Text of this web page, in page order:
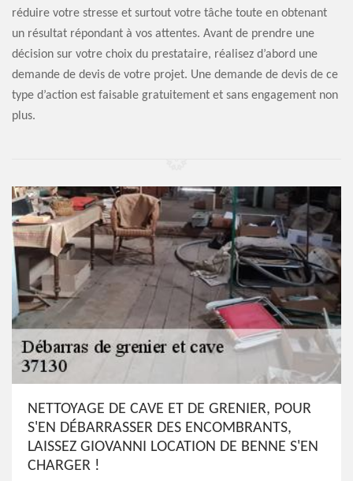
réduire votre stresse et surtout votre tâche toute en obtenant
un résultat répondant à vos attentes. Avant de prendre une
décision sur votre choix du prestataire, réalisez d’abord une
demande de devis de votre projet. Une demande de devis de ce
type d’action est faisable gratuitement et sans engagement non
plus.
NETTOYAGE DE CAVE ET DE GRENIER, POUR
S'EN DÉBARRASSER DES ENCOMBRANTS,
LAISSEZ GIOVANNI LOCATION DE BENNE S'EN
CHARGER !